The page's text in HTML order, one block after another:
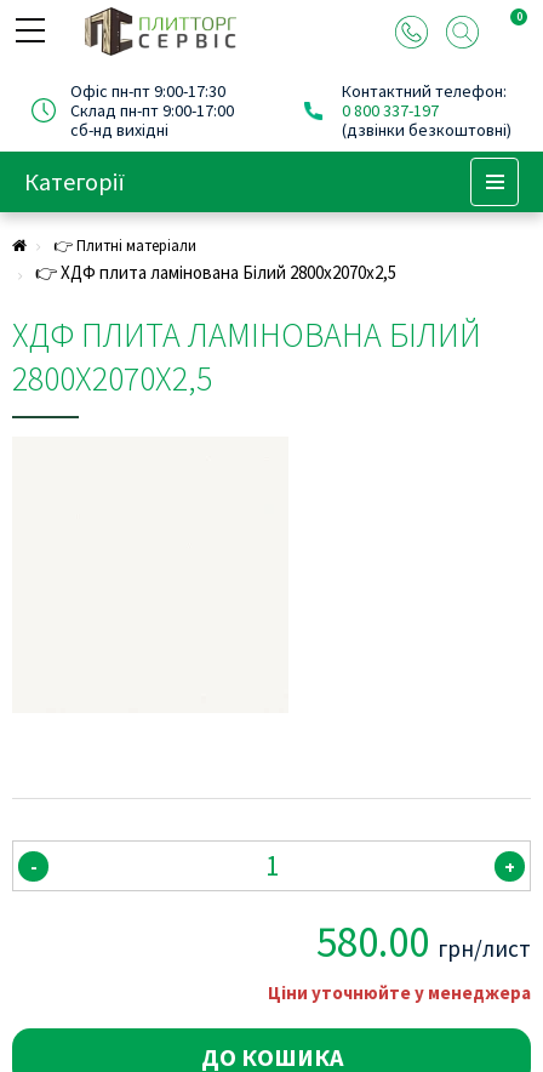
0
Офіс пн-пт 9:00-17:30
Склад пн-пт 9:00-17:00
сб-нд вихідні
Контактний телефон:
0 800 337-197
(дзвінки безкоштовні)
Категорії
👉 Плитні матеріали
👉 ХДФ плита ламінована Білий 2800х2070х2,5
ХДФ ПЛИТА ЛАМІНОВАНА БІЛИЙ
2800Х2070Х2,5
- +
580.00 грн/лист
Ціни уточнюйте у менеджера
ДО КОШИКА